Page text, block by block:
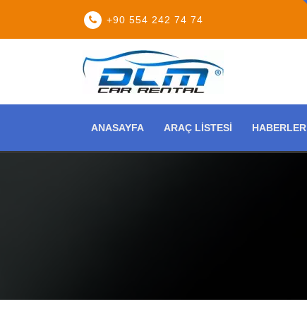
+90 554 242 74 74
ANASAYFA ARAÇ LISTESI HABERLER